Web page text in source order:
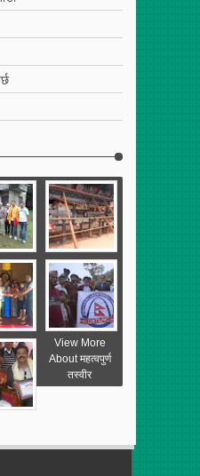
View More
About महत्वपुर्ण
तस्वीर